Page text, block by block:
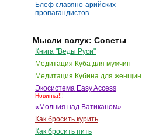
Блеф славяно-арийских
пропагандистов
Мысли вслух: Советы
Книга "Веды Руси"
Медитация Куба для мужчин
Медитация Кубина для женщин
Экосистема Easy Access
Новинка!!!
«Молния над Ватиканом»
Как бросить курить
Как бросить пить